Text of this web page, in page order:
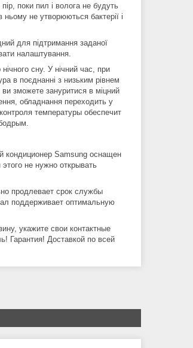
поки пил і волога не будуть
ньому не утворюються бактерії і
для підтримання заданої
налаштування.
сну. У нічний час, при
в поєднанні з низьким рівнем
зможете зануритися в міцний
обладнання переходить у
температуры обеспечит
Samsung оснащен
не нужно открывать
продлевает срок службы
поддерживает оптимальную
укажите свои контактные
Гарантия! Доставкой по всей